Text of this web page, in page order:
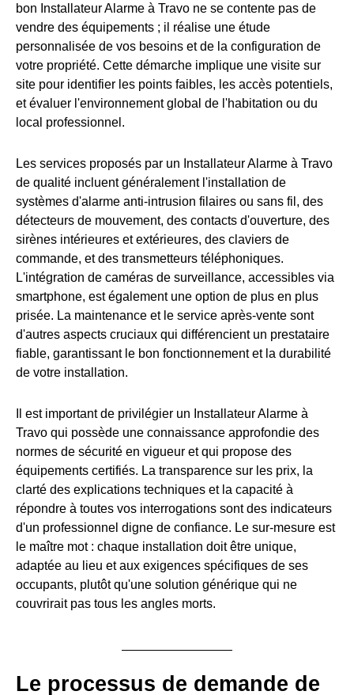
bon Installateur Alarme à Travo ne se contente pas de
vendre des équipements ; il réalise une étude
personnalisée de vos besoins et de la configuration de
votre propriété. Cette démarche implique une visite sur
site pour identifier les points faibles, les accès potentiels,
et évaluer l'environnement global de l'habitation ou du
local professionnel.
Les services proposés par un Installateur Alarme à Travo
de qualité incluent généralement l'installation de
systèmes d'alarme anti-intrusion filaires ou sans fil, des
détecteurs de mouvement, des contacts d'ouverture, des
sirènes intérieures et extérieures, des claviers de
commande, et des transmetteurs téléphoniques.
L'intégration de caméras de surveillance, accessibles via
smartphone, est également une option de plus en plus
prisée. La maintenance et le service après-vente sont
d'autres aspects cruciaux qui différencient un prestataire
fiable, garantissant le bon fonctionnement et la durabilité
de votre installation.
Il est important de privilégier un Installateur Alarme à
Travo qui possède une connaissance approfondie des
normes de sécurité en vigueur et qui propose des
équipements certifiés. La transparence sur les prix, la
clarté des explications techniques et la capacité à
répondre à toutes vos interrogations sont des indicateurs
d'un professionnel digne de confiance. Le sur-mesure est
le maître mot : chaque installation doit être unique,
adaptée au lieu et aux exigences spécifiques de ses
occupants, plutôt qu'une solution générique qui ne
couvrirait pas tous les angles morts.
Le processus de demande de